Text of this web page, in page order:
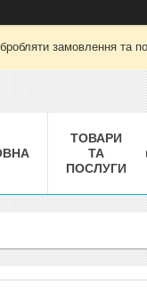
замовлення та
ТОВАРИ
ТА
ПОСЛУГИ